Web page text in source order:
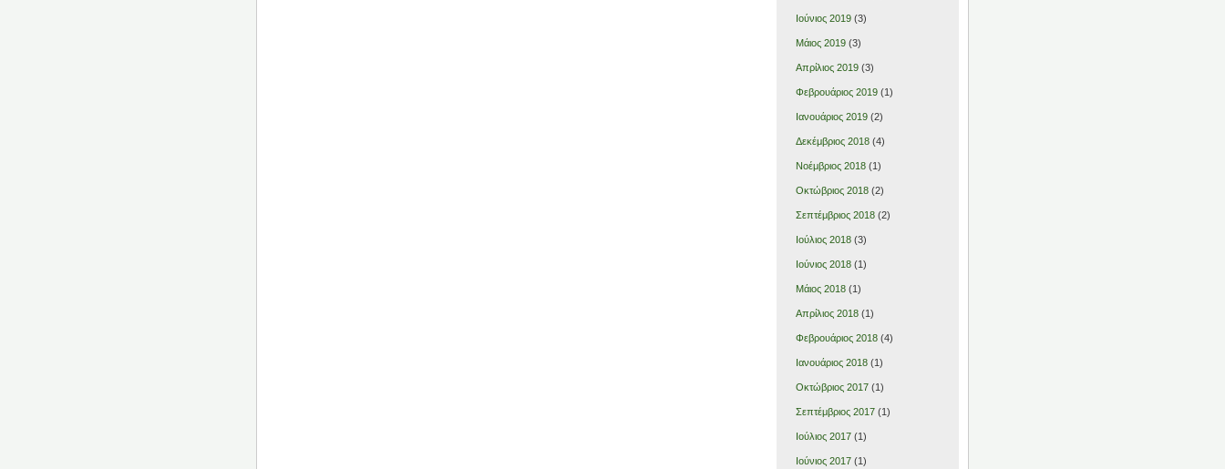
Ιούνιος 2019(3)
Μάιος 2019(3)
Απρίλιος 2019(3)
Φεβρουάριος 2019(1)
Ιανουάριος 2019(2)
Δεκέμβριος 2018(4)
Νοέμβριος 2018(1)
Οκτώβριος 2018(2)
Σεπτέμβριος 2018(2)
Ιούλιος 2018(3)
Ιούνιος 2018(1)
Μάιος 2018(1)
Απρίλιος 2018(1)
Φεβρουάριος 2018(4)
Ιανουάριος 2018(1)
Οκτώβριος 2017(1)
Σεπτέμβριος 2017(1)
Ιούλιος 2017(1)
Ιούνιος 2017(1)